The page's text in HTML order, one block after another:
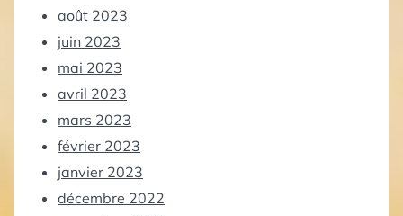
août 2023
juin 2023
mai 2023
avril 2023
mars 2023
février 2023
janvier 2023
décembre 2022